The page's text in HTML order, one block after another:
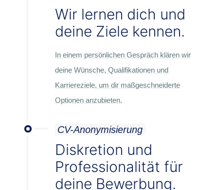
Wir lernen dich und
deine Ziele kennen.
In einem persönlichen Gespräch klären wir
deine Wünsche, Qualifikationen und
Karriereziele, um dir maßgeschneiderte
Optionen anzubieten.
CV-Anonymisierung
Diskretion und
Professionalität für
deine Bewerbung.